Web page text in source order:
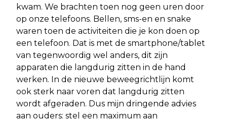
kwam. We brachten toen nog geen uren door
op onze telefoons. Bellen, sms-en en snake
waren toen de activiteiten die je kon doen op
een telefoon. Dat is met de smartphone/tablet
van tegenwoordig wel anders, dit zijn
apparaten die langdurig zitten in de hand
werken. In de nieuwe beweegrichtlijn komt
ook sterk naar voren dat langdurig zitten
wordt afgeraden. Dus mijn dringende advies
aan ouders: stel een maximum aan